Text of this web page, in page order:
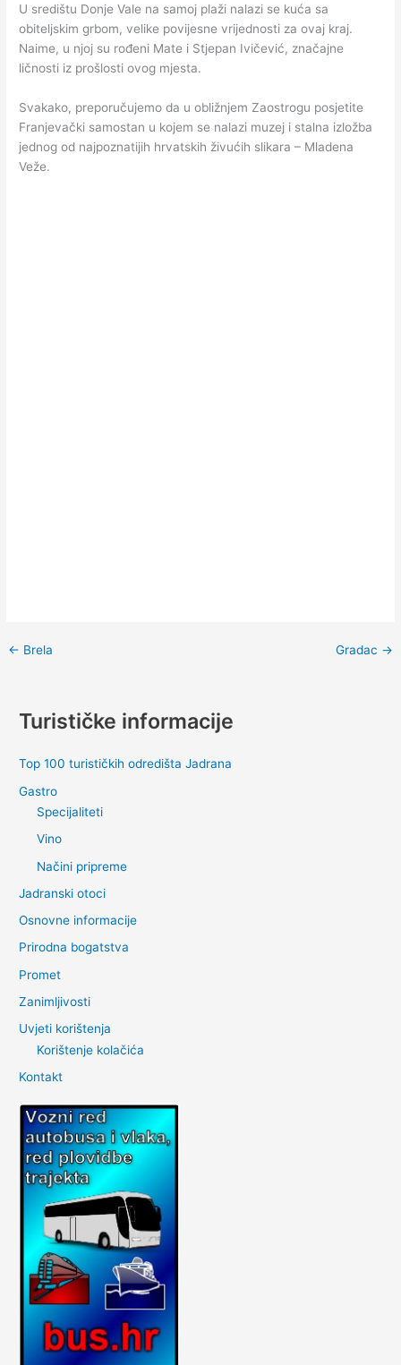
U središtu Donje Vale na samoj plaži nalazi se kuća sa
obiteljskim grbom, velike povijesne vrijednosti za ovaj kraj.
Naime, u njoj su rođeni Mate i Stjepan Ivičević, značajne
ličnosti iz prošlosti ovog mjesta.
Svakako, preporučujemo da u obližnjem Zaostrogu posjetite
Franjevački samostan u kojem se nalazi muzej i stalna izložba
jednog od najpoznatijih hrvatskih živućih slikara – Mladena
Veže.
← Brela Gradac →
Turističke informacije
Top 100 turističkih odredišta Jadrana
Gastro
Specijaliteti
Vino
Načini pripreme
Jadranski otoci
Osnovne informacije
Prirodna bogatstva
Promet
Zanimljivosti
Uvjeti korištenja
Korištenje kolačića
Kontakt